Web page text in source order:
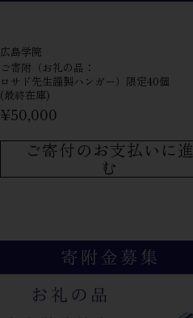
広島学院
ご寄附​（お礼の​品：
ロサド先生謹製ハンガー）​限定40個
(最終在庫)
¥50,000
ご寄付のお支払いに進
む